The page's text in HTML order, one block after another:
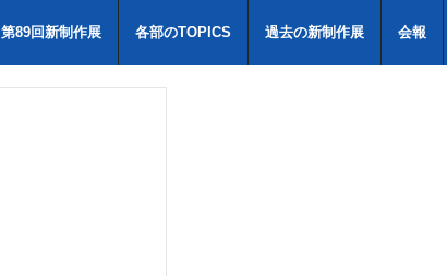
第89回新制作展 各部のTOPICS 過去の新制作展 会報